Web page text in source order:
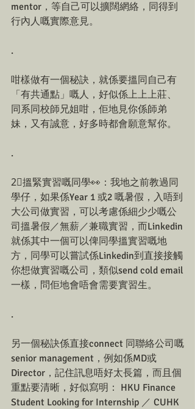
mentor，等自己可以擴闊網絡，同得到
行內人嘅實際意見。
.
咁樣做有一個秘訣，就係要搵同自己有
「有共通點」嘅人，好似係上上上莊、
同系同校師兄姐咁，佢地見你係師弟
妹，又有誠意，好多時都會願意幫你。
.
2⃣搵緊實習嘅同學👀：我地之前教過同
學仔，如果係Year 1 或2 嘅暑假，入唔到
大公司做實習，可以考慮係細少少嘅公
司搵暑假／無薪／兼職實習，而Linkedin
就係其中一個可以俾同學搵實習嘅地
方，同學可以嘗試係Linkedin到直接接觸
你想做實習嘅公司，類似send cold email
一樣，問佢地會唔會需要實習生。
.
另一個秘訣係直接connect 同聯絡公司嘅
senior management，例如係MD或
Director，記住訊息唔好太長篇，而且個
重點要清晰，好似寫明： HKU Finance
Student Looking for Internship ／ CUHK